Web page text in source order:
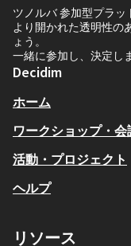
ツノルバ 参加型プラッ
より開かれた透明性の
ょう。
一緒に参加し、決定し
Decidim
ホーム
ワークショップ・会
活動・プロジェクト
ヘルプ
リソース